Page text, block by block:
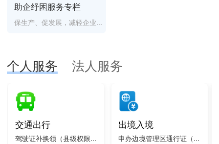
助企纾困服务专栏
保生产、促发展，减轻企业...
个人服务 法人服务
交通出行
驾驶证补换领（县级权限...
出境入境
申办边境管理区通行证（...